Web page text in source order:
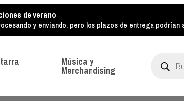
de verano
y enviando, pero los plazos de entrega podrían
Música y
Merchandising productos